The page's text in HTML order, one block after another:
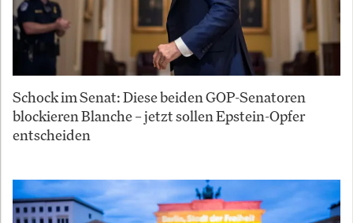
Schock im Senat: Diese beiden GOP-Senatoren
blockieren Blanche – jetzt sollen Epstein-Opfer
entscheiden